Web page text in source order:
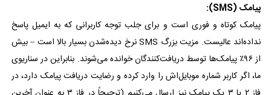
پیامک (SMS):
پیامک کوتاه و فوری است و برای جلب توجه کاربرانی که به ایمیل پاسخ
نداده‌اند عالیست. مزیت بزرگ SMS نرخ دیده‌شدن بسیار بالا است – بیش
از ۹۶٪ پیامک‌ها توسط دریافت‌کنندگان خوانده می‌شوند. بنابراین در سناریوی
ما، اگر کاربر شماره موبایل‌اش را وارد کرده و رضایت دریافت پیامک دارد، در